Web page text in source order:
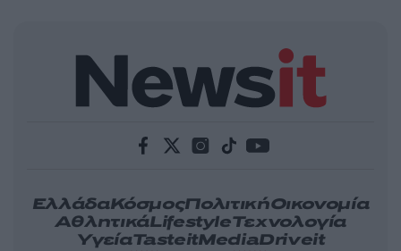
ΕλλάδαΚόσμοςΠολιτικήΟικονομία
ΑθλητικάLifestyleΤεχνολογία
ΥγείαTasteitMediaDriveit